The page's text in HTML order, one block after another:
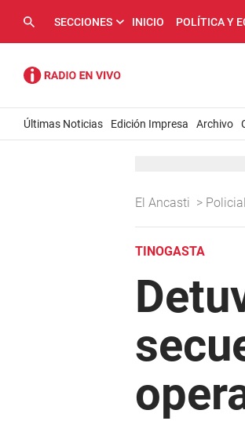
SECCIONES INICIO POLÍTICA Y
Últimas Noticias Edición Impresa Archivo
El Ancasti >
TINOGASTA